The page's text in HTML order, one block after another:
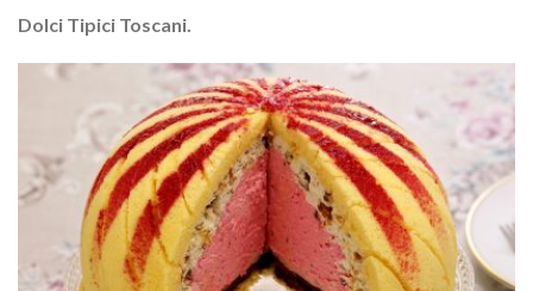
Dolci Tipici Toscani.